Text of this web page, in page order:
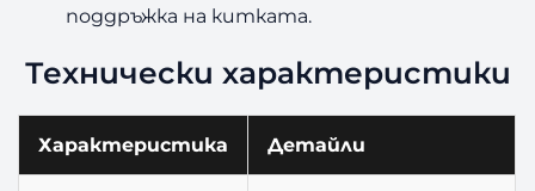
поддръжка на китката.
Технически характеристики
Характеристика Детайли